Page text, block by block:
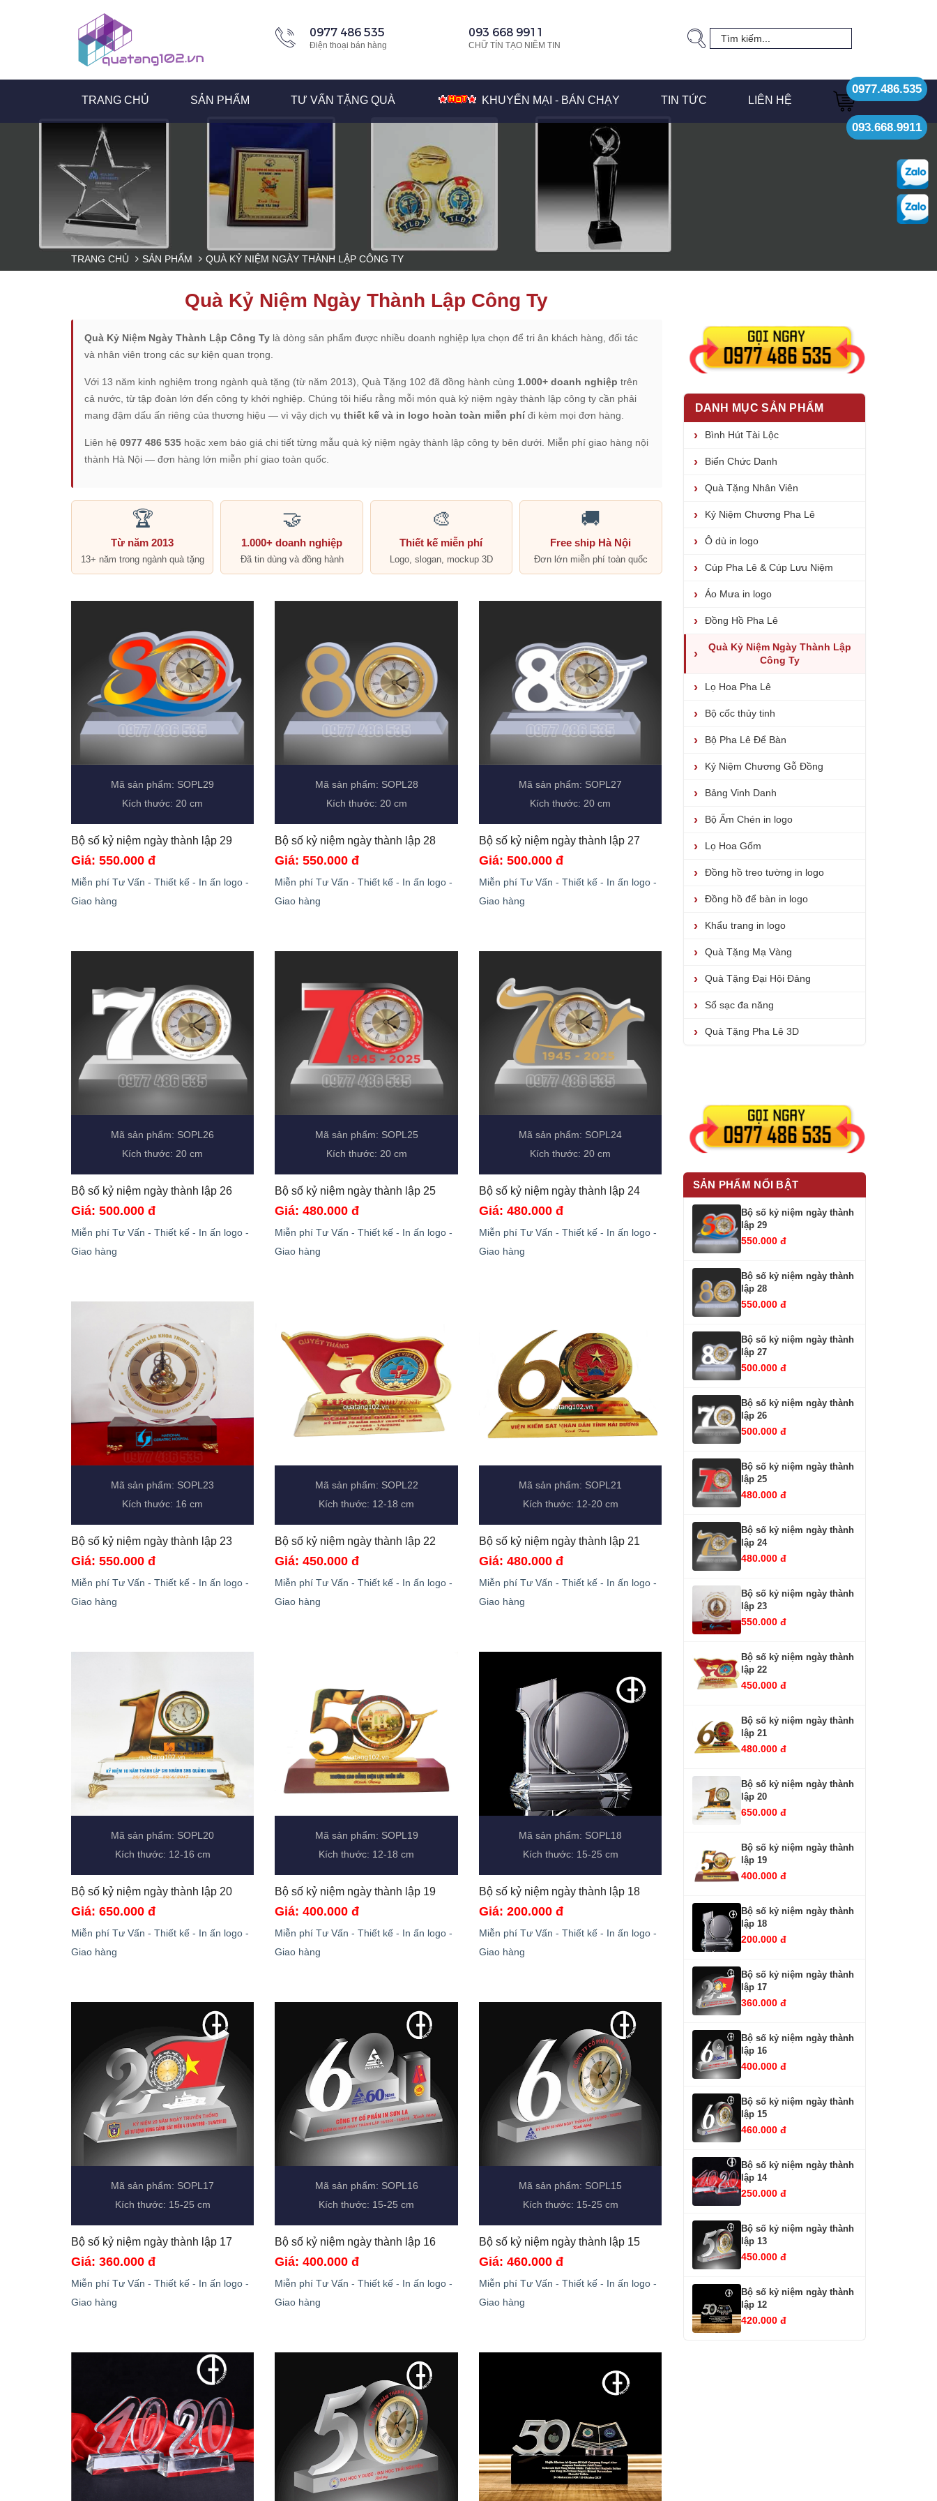
0977 486 535
Điện thoại bán hàng
093 668 9911
CHỮ TÍN TẠO NIỀM TIN
TRANG CHỦ SẢN PHẨM TƯ VẤN TẶNG QUÀ KHUYẾN MẠI - BÁN CHẠY TIN TỨC LIÊN HỆ
0977.486.535
093.668.9911
TRANG CHỦ SẢN PHẨM QUÀ KỶ NIỆM NGÀY THÀNH LẬP CÔNG TY
Quà Kỷ Niệm Ngày Thành Lập Công Ty
Quà Kỷ Niệm Ngày Thành Lập Công Ty là dòng sản phẩm được nhiều doanh nghiệp lựa chọn để tri ân khách hàng, đối tác
và nhân viên trong các sự kiện quan trọng.
Với 13 năm kinh nghiệm trong ngành quà tặng (từ năm 2013), Quà Tặng 102 đã đồng hành cùng 1.000+ doanh nghiệp trên
cả nước, từ tập đoàn lớn đến công ty khởi nghiệp. Chúng tôi hiểu rằng mỗi món quà kỷ niệm ngày thành lập công ty cần phải
mang đậm dấu ấn riêng của thương hiệu — vì vậy dịch vụ thiết kế và in logo hoàn toàn miễn phí đi kèm mọi đơn hàng.
Liên hệ 0977 486 535 hoặc xem báo giá chi tiết từng mẫu quà kỷ niệm ngày thành lập công ty bên dưới. Miễn phí giao hàng nội
thành Hà Nội — đơn hàng lớn miễn phí giao toàn quốc.
🏆
Từ năm 2013
13+ năm trong ngành quà tặng
🤝
1.000+ doanh nghiệp
Đã tin dùng và đồng hành
🎨
Thiết kế miễn phí
Logo, slogan, mockup 3D
🚚
Free ship Hà Nội
Đơn lớn miễn phí toàn quốc
Mã sản phẩm: SOPL29
Kích thước: 20 cm
Giá: 550.000 đ
Miễn phí Tư Vấn - Thiết kế - In ấn logo -
Giao hàng
Mã sản phẩm: SOPL28
Kích thước: 20 cm
Giá: 550.000 đ
Miễn phí Tư Vấn - Thiết kế - In ấn logo -
Giao hàng
Mã sản phẩm: SOPL27
Kích thước: 20 cm
Giá: 500.000 đ
Miễn phí Tư Vấn - Thiết kế - In ấn logo -
Giao hàng
Mã sản phẩm: SOPL26
Kích thước: 20 cm
Giá: 500.000 đ
Miễn phí Tư Vấn - Thiết kế - In ấn logo -
Giao hàng
Mã sản phẩm: SOPL25
Kích thước: 20 cm
Giá: 480.000 đ
Miễn phí Tư Vấn - Thiết kế - In ấn logo -
Giao hàng
Mã sản phẩm: SOPL24
Kích thước: 20 cm
Bộ số kỷ niệm ngày thành lập 24
Giá: 480.000 đ
Miễn phí Tư Vấn - Thiết kế - In ấn logo -
Giao hàng
Mã sản phẩm: SOPL23
Kích thước: 16 cm
Giá: 550.000 đ
Miễn phí Tư Vấn - Thiết kế - In ấn logo -
Giao hàng
Mã sản phẩm: SOPL22
Kích thước: 12-18 cm
Giá: 450.000 đ
Miễn phí Tư Vấn - Thiết kế - In ấn logo -
Giao hàng
Mã sản phẩm: SOPL21
Kích thước: 12-20 cm
Giá: 480.000 đ
Miễn phí Tư Vấn - Thiết kế - In ấn logo -
Giao hàng
Mã sản phẩm: SOPL20
Kích thước: 12-16 cm
Giá: 650.000 đ
Miễn phí Tư Vấn - Thiết kế - In ấn logo -
Giao hàng
Mã sản phẩm: SOPL19
Kích thước: 12-18 cm
Giá: 400.000 đ
Miễn phí Tư Vấn - Thiết kế - In ấn logo -
Giao hàng
Mã sản phẩm: SOPL18
Kích thước: 15-25 cm
Bộ số kỷ niệm ngày thành lập 18
Giá: 200.000 đ
Miễn phí Tư Vấn - Thiết kế - In ấn logo -
Giao hàng
Mã sản phẩm: SOPL17
Kích thước: 15-25 cm
Giá: 360.000 đ
Miễn phí Tư Vấn - Thiết kế - In ấn logo -
Giao hàng
Mã sản phẩm: SOPL16
Kích thước: 15-25 cm
Giá: 400.000 đ
Miễn phí Tư Vấn - Thiết kế - In ấn logo -
Giao hàng
Mã sản phẩm: SOPL15
Kích thước: 15-25 cm
Bộ số kỷ niệm ngày thành lập 15
Giá: 460.000 đ
Miễn phí Tư Vấn - Thiết kế - In ấn logo -
Giao hàng
DANH MỤC SẢN PHẨM
Bình Hút Tài Lộc
Biển Chức Danh
Quà Tặng Nhân Viên
Kỷ Niệm Chương Pha Lê
Ô dù in logo
Cúp Pha Lê & Cúp Lưu Niệm
Áo Mưa in logo
Đồng Hồ Pha Lê
Quà Kỷ Niệm Ngày Thành Lập
Công Ty
Lọ Hoa Pha Lê
Bộ cốc thủy tinh
Bộ Pha Lê Để Bàn
Kỷ Niệm Chương Gỗ Đồng
Bảng Vinh Danh
Bộ Ấm Chén in logo
Lọ Hoa Gốm
Đồng hồ treo tường in logo
Đồng hồ để bàn in logo
Khẩu trang in logo
Quà Tặng Mạ Vàng
Quà Tặng Đại Hội Đảng
Sổ sạc đa năng
Quà Tặng Pha Lê 3D
SẢN PHẨM NỔI BẬT
Bộ số kỷ niệm ngày thành
lập 29
550.000 đ
Bộ số kỷ niệm ngày thành
lập 28
550.000 đ
Bộ số kỷ niệm ngày thành
lập 27
500.000 đ
Bộ số kỷ niệm ngày thành
lập 26
500.000 đ
Bộ số kỷ niệm ngày thành
lập 25
480.000 đ
Bộ số kỷ niệm ngày thành
lập 24
480.000 đ
Bộ số kỷ niệm ngày thành
lập 23
550.000 đ
Bộ số kỷ niệm ngày thành
lập 22
450.000 đ
Bộ số kỷ niệm ngày thành
lập 21
480.000 đ
Bộ số kỷ niệm ngày thành
lập 20
650.000 đ
Bộ số kỷ niệm ngày thành
lập 19
400.000 đ
Bộ số kỷ niệm ngày thành
lập 18
200.000 đ
Bộ số kỷ niệm ngày thành
lập 17
360.000 đ
Bộ số kỷ niệm ngày thành
lập 16
400.000 đ
Bộ số kỷ niệm ngày thành
lập 15
460.000 đ
Bộ số kỷ niệm ngày thành
lập 14
250.000 đ
Bộ số kỷ niệm ngày thành
lập 13
450.000 đ
Bộ số kỷ niệm ngày thành
lập 12
420.000 đ